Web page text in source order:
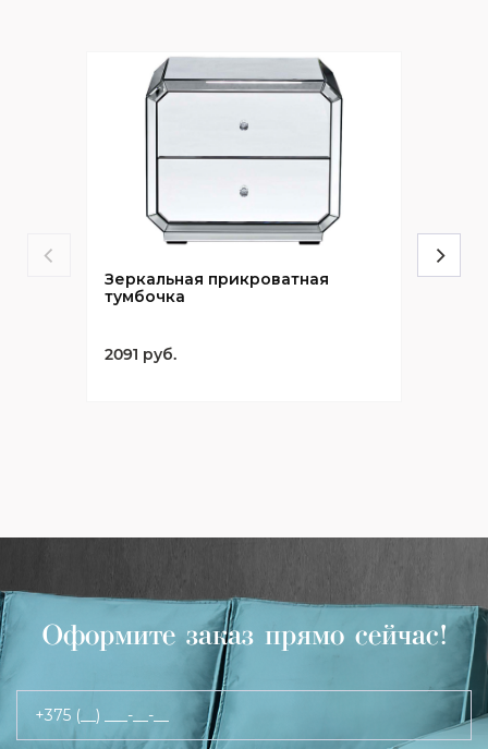
Зеркальная прикроватная
тумбочка
2091 руб.
Оформите заказ прямо сейчас!
+375 (__) ___-__-__